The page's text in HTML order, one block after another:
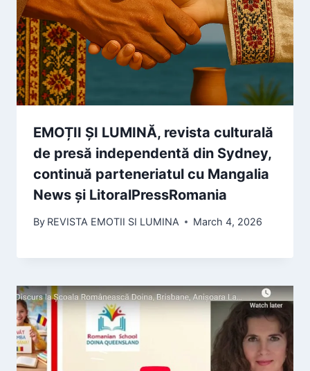
EMOȚII ȘI LUMINĂ, revista culturală
de presă independentă din Sydney,
continuă parteneriatul cu Mangalia
News și LitoralPressRomania
By REVISTA EMOTII SI LUMINA March 4, 2026